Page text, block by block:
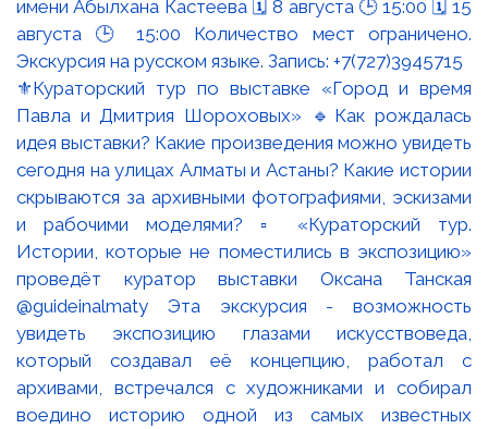
⚜️Кураторский тур по выставке «Город и время
Павла и Дмитрия Шороховых» 🔹Как рождалась
идея выставки? Какие произведения можно увидеть
сегодня на улицах Алматы и Астаны? Какие истории
скрываются за архивными фотографиями, эскизами
и рабочими моделями? ▫️ «Кураторский тур.
Истории, которые не поместились в экспозицию»
проведёт куратор выставки Оксана Танская
@guideinalmaty Эта экскурсия - возможность
увидеть экспозицию глазами искусствоведа,
который создавал её концепцию, работал с
архивами, встречался с художниками и собирал
воедино историю одной из самых известных